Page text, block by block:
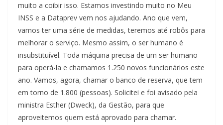
muito a coibir isso. Estamos investindo muito no Meu
INSS e a Dataprev vem nos ajudando. Ano que vem,
vamos ter uma série de medidas, teremos até robôs para
melhorar o serviço. Mesmo assim, o ser humano é
insubstituível. Toda máquina precisa de um ser humano
para operá-la e chamamos 1.250 novos funcionários este
ano. Vamos, agora, chamar o banco de reserva, que tem
em torno de 1.800 (pessoas). Solicitei e foi avisado pela
ministra Esther (Dweck), da Gestão, para que
aproveitemos quem está aprovado para chamar.